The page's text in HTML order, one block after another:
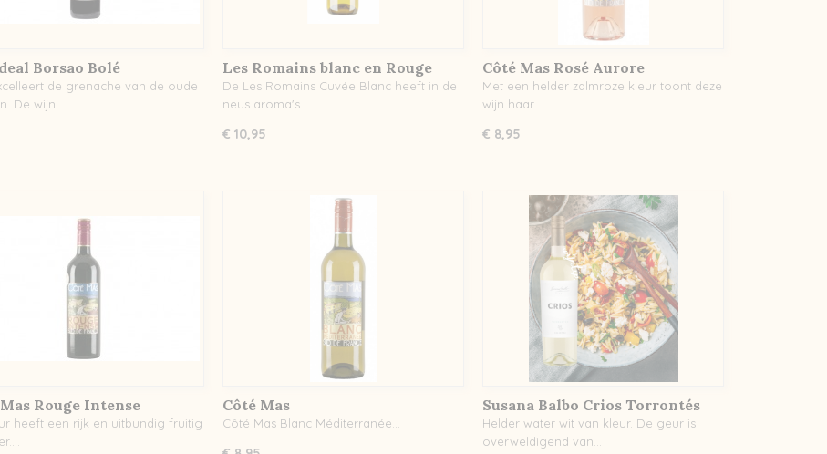
Borsao Bolé
de grenache van de oude
De wijn…
Les Romains blanc en Rouge
De Les Romains Cuvée Blanc heeft in de
neus aroma's…
€ 10,95
Côté Mas Rosé Aurore
Met een helder zalmroze kleur toont deze
wijn haar…
€ 8,95
Rouge Intense
heeft een rijk en uitbundig fruitig
Côté Mas
Côté Mas Blanc Méditerranée…
Susana Balbo Crios Torrontés
Helder water wit van kleur. De geur is
overweldigend van…